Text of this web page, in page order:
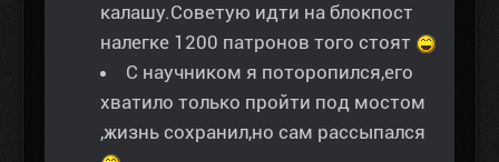
калашу.Советую идти на блокпост
налегке 1200 патронов того стоят
С научником я поторопился,его
хватило только пройти под мостом
,жизнь сохранил,но сам рассыпался